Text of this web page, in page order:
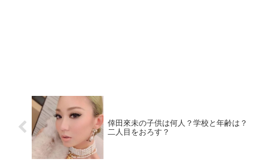
倖田來未の子供は何人？学校と年齢は？
二人目をおろす？